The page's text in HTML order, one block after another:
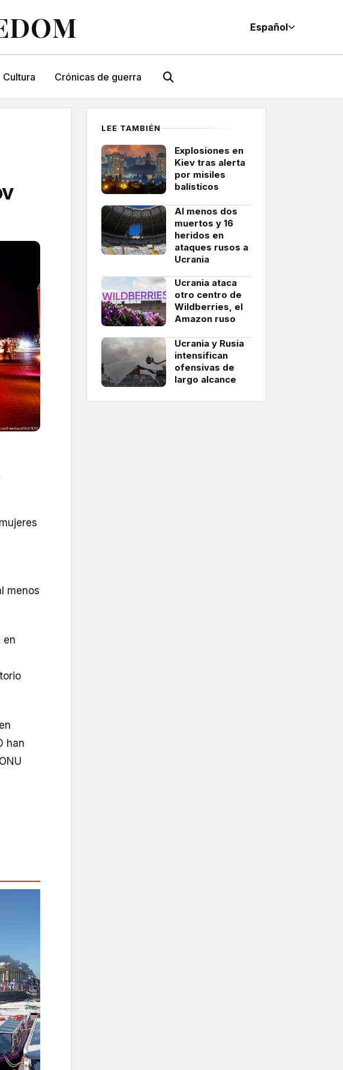
Español
Cultura Crónicas de guerra
menos
en
han
LEE TAMBIÉN
Explosiones en
Kiev tras alerta
por misiles
balísticos
Al menos dos
muertos y 16
heridos en
ataques rusos a
Ucrania
Ucrania ataca
otro centro de
Wildberries, el
Amazon ruso
Ucrania y Rusia
intensifican
ofensivas de
largo alcance